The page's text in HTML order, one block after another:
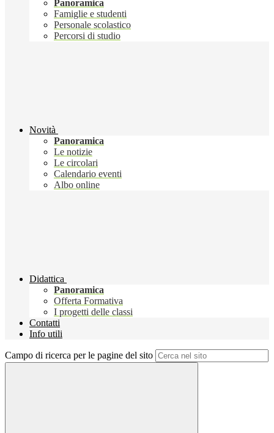
Panoramica
Famiglie e studenti
Personale scolastico
Percorsi di studio
Novità
Panoramica
Le notizie
Le circolari
Calendario eventi
Albo online
Didattica
Panoramica
Offerta Formativa
I progetti delle classi
Contatti
Info utili
Campo di ricerca per le pagine del sito